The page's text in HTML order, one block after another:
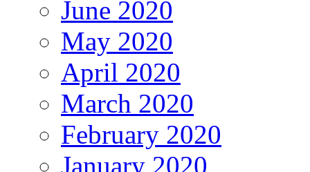
June 2020
May 2020
April 2020
March 2020
February 2020
January 2020